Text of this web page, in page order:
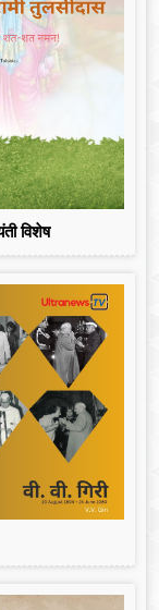
विशेष